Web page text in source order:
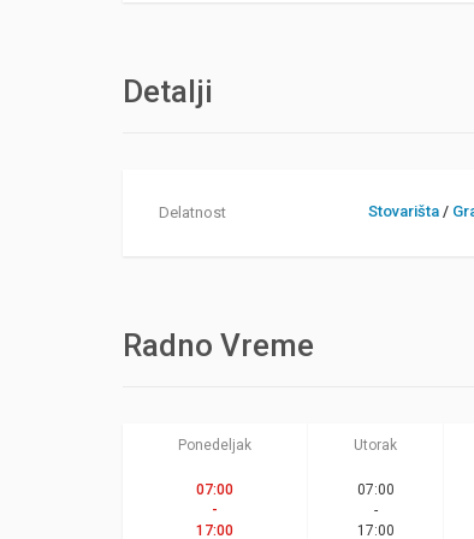
Detalji
Delatnost Stovarišta /
Radno Vreme
Ponedeljak Utorak
07:00
-
17:00
07:00
-
17:00